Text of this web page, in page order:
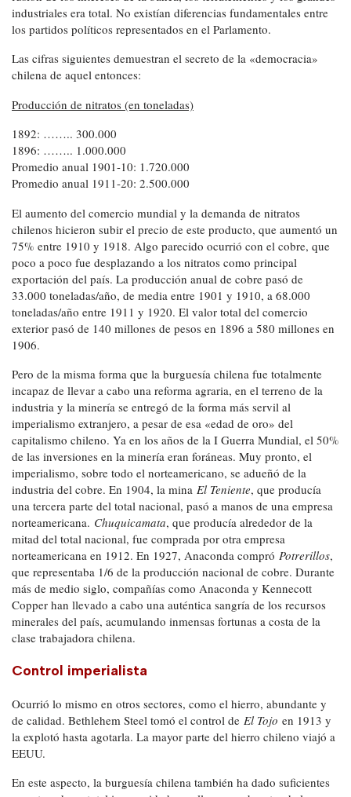
industriales era total. No existían diferencias fundamentales entre
los partidos políticos representados en el Parlamento.
Las cifras siguientes demuestran el secreto de la «democracia»
chilena de aquel entonces:
Producción de nitratos (en toneladas)
1892: …….. 300.000
1896: …….. 1.000.000
Promedio anual 1901-10: 1.720.000
Promedio anual 1911-20: 2.500.000
El aumento del comercio mundial y la demanda de nitratos
chilenos hicieron subir el precio de este producto, que aumentó un
75% entre 1910 y 1918. Algo parecido ocurrió con el cobre, que
poco a poco fue desplazando a los nitratos como principal
exportación del país. La producción anual de cobre pasó de
33.000 toneladas/año, de media entre 1901 y 1910, a 68.000
toneladas/año entre 1911 y 1920. El valor total del comercio
exterior pasó de 140 millones de pesos en 1896 a 580 millones en
1906.
Pero de la misma forma que la burguesía chilena fue totalmente
incapaz de llevar a cabo una reforma agraria, en el terreno de la
industria y la minería se entregó de la forma más servil al
imperialismo extranjero, a pesar de esa «edad de oro» del
capitalismo chileno. Ya en los años de la I Guerra Mundial, el 50%
de las inversiones en la minería eran foráneas. Muy pronto, el
imperialismo, sobre todo el norteamericano, se adueñó de la
industria del cobre. En 1904, la mina El Teniente, que producía
una tercera parte del total nacional, pasó a manos de una empresa
norteamericana. Chuquicamata, que producía alrededor de la
mitad del total nacional, fue comprada por otra empresa
norteamericana en 1912. En 1927, Anaconda compró Potrerillos,
que representaba 1/6 de la producción nacional de cobre. Durante
más de medio siglo, compañías como Anaconda y Kennecott
Copper han llevado a cabo una auténtica sangría de los recursos
minerales del país, acumulando inmensas fortunas a costa de la
clase trabajadora chilena.
Control imperialista
Ocurrió lo mismo en otros sectores, como el hierro, abundante y
de calidad. Bethlehem Steel tomó el control de El Tojo en 1913 y
la explotó hasta agotarla. La mayor parte del hierro chileno viajó a
EEUU.
En este aspecto, la burguesía chilena también ha dado suficientes